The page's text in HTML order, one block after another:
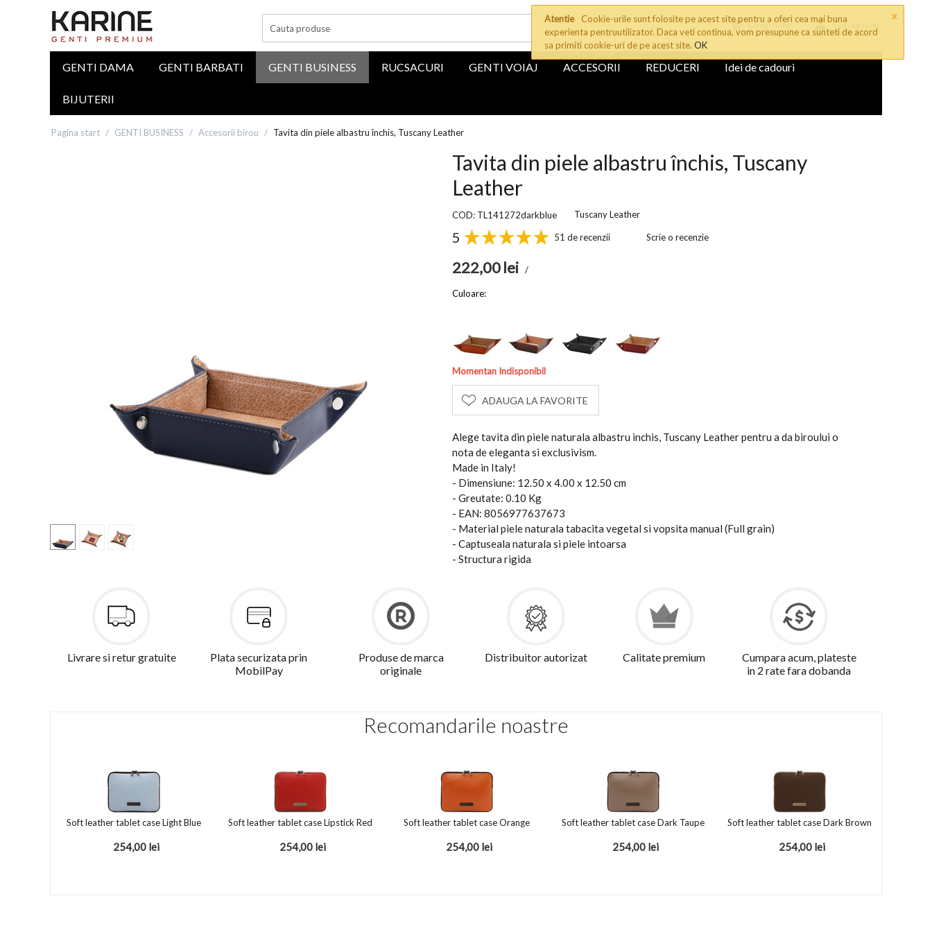
×
Atentie
Cookie-urile sunt folosite pe acest site pentru a oferi cea mai buna
experienta pentruutilizator. Daca veti continua, vom presupune ca sunteti de acord
sa primiti cookie-uri de pe acest site.OK
Cosul meu Contul meu
GENTI DAMA GENTI BARBATI GENTI BUSINESS RUCSACURI GENTI VOIAJ ACCESORII REDUCERI Idei de cadouri
BIJUTERII
Pagina start / GENTI BUSINESS / Accesorii birou / Tavita din piele albastru închis, Tuscany Leather
Tavita din piele albastru închis, Tuscany
Leather
COD: TL141272darkblue Tuscany Leather
5 51 de recenzii Scrie o recenzie
222,00lei /
Culoare:
Momentan Indisponibil
ADAUGA LA FAVORITE
Alege tavita din piele naturala albastru inchis, Tuscany Leather pentru a da biroului o
nota de eleganta si exclusivism.
Made in Italy!
- Dimensiune: 12.50 x 4.00 x 12.50 cm
- Greutate: 0.10 Kg
- EAN: 8056977637673
- Material piele naturala tabacita vegetal si vopsita manual (Full grain)
- Captuseala naturala si piele intoarsa
- Structura rigida
Livrare si retur gratuite
Plata securizata prin
MobilPay
Produse de marca
originale
Distribuitor autorizat Calitate premium
Cumpara acum, plateste
in 2 rate fara dobanda
Recomandarile noastre
Soft leather tablet case Light Blue
254,00 lei
Soft leather tablet case Lipstick Red
254,00 lei
Soft leather tablet case Orange
254,00 lei
Soft leather tablet case Dark Taupe
254,00 lei
Soft leather tablet case Dark Brown
254,00 lei